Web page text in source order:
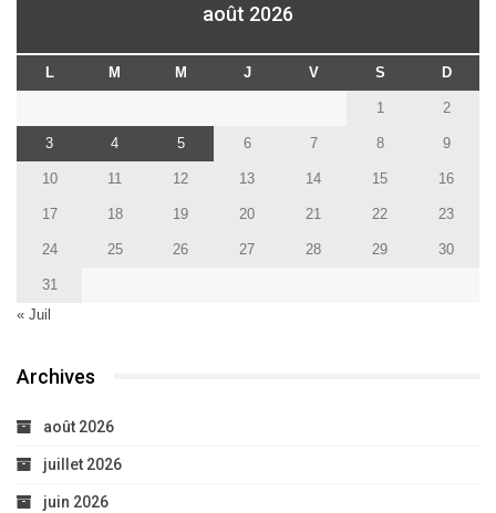
août 2026
L M M J V S D
1 2
3 4 5 6 7 8 9
10 11 12 13 14 15 16
17 18 19 20 21 22 23
24 25 26 27 28 29 30
31
« Juil
Archives
août 2026
juillet 2026
juin 2026